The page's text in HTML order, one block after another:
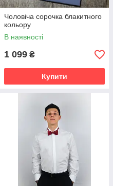
Чоловіча сорочка блакитного
кольору
В наявності
1 099 ₴
Купити